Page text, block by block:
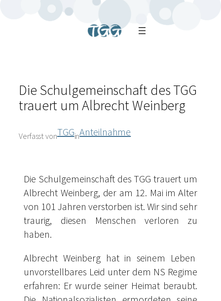
Die Schulgemeinschaft des TGG
trauert um Albrecht Weinberg
Verfasst vonTGGinAnteilnahme
Die Schulgemeinschaft des TGG trauert um
Albrecht Weinberg, der am 12. Mai im Alter
von 101 Jahren verstorben ist. Wir sind sehr
traurig, diesen Menschen verloren zu
haben.
Albrecht Weinberg hat in seinem Leben
unvorstellbares Leid unter dem NS Regime
erfahren: Er wurde seiner Heimat beraubt.